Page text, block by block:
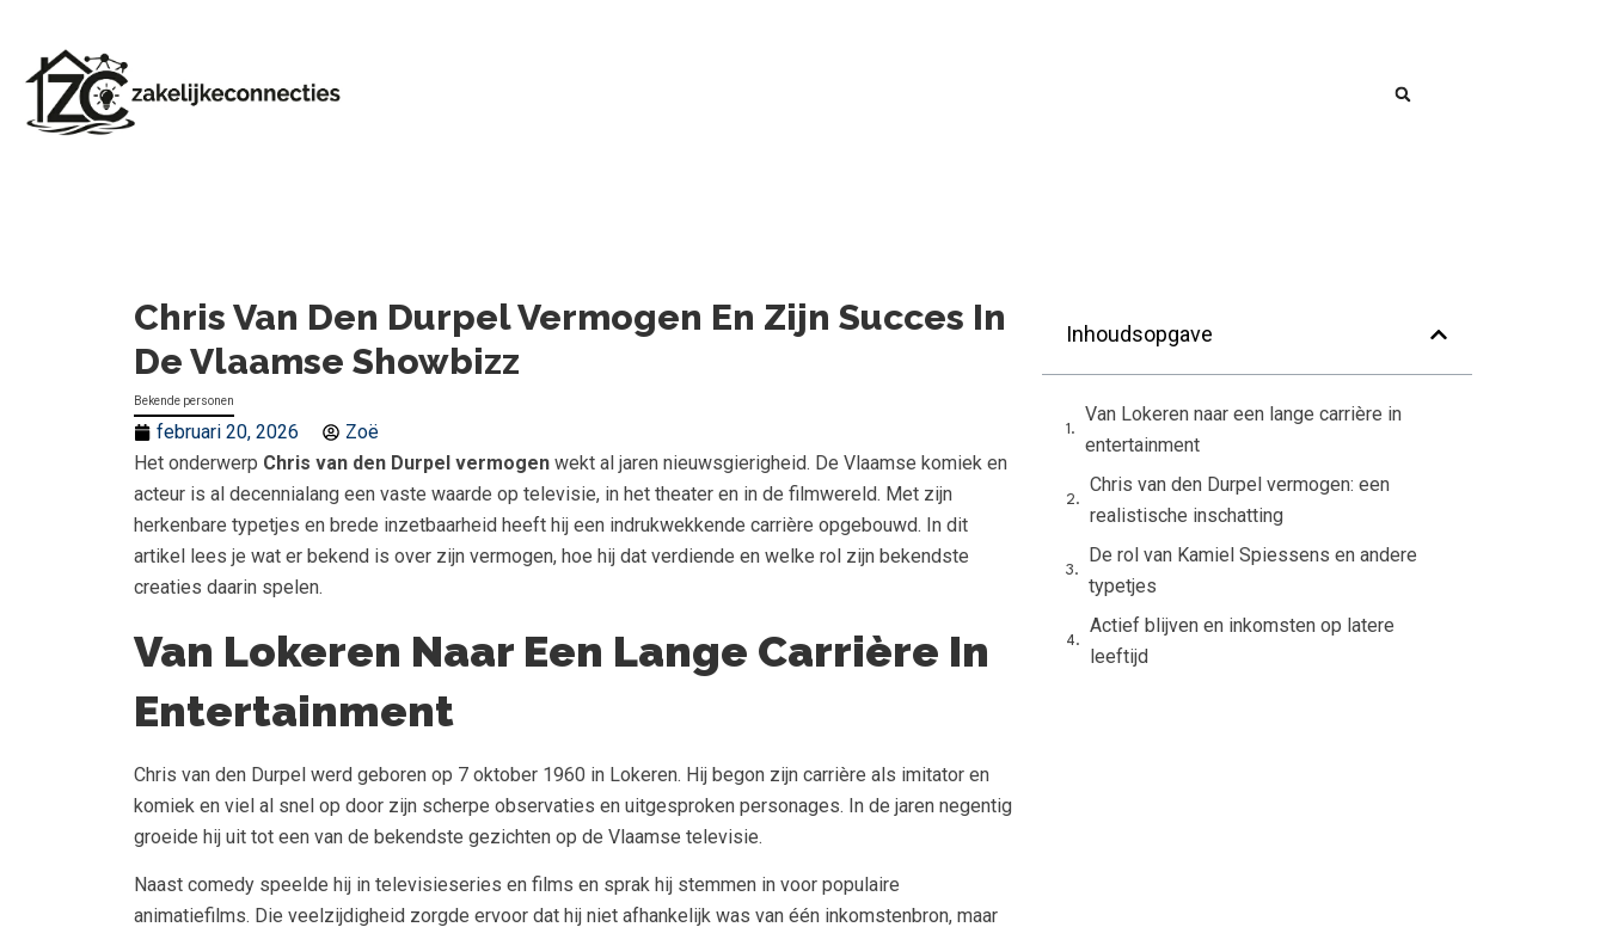
Chris Van Den Durpel Vermogen En Zijn Succes In
De Vlaamse Showbizz
Bekende personen
februari 20, 2026
Zoë
Het onderwerp Chris van den Durpel vermogen wekt al jaren nieuwsgierigheid. De Vlaamse komiek en
acteur is al decennialang een vaste waarde op televisie, in het theater en in de filmwereld. Met zijn
herkenbare typetjes en brede inzetbaarheid heeft hij een indrukwekkende carrière opgebouwd. In dit
artikel lees je wat er bekend is over zijn vermogen, hoe hij dat verdiende en welke rol zijn bekendste
creaties daarin spelen.
Van Lokeren Naar Een Lange Carrière In
Entertainment
Chris van den Durpel werd geboren op 7 oktober 1960 in Lokeren. Hij begon zijn carrière als imitator en
komiek en viel al snel op door zijn scherpe observaties en uitgesproken personages. In de jaren negentig
groeide hij uit tot een van de bekendste gezichten op de Vlaamse televisie.
Naast comedy speelde hij in televisieseries en films en sprak hij stemmen in voor populaire
animatiefilms. Die veelzijdigheid zorgde ervoor dat hij niet afhankelijk was van één inkomstenbron, maar
Inhoudsopgave
Van Lokeren naar een lange carrière in
entertainment
Chris van den Durpel vermogen: een
realistische inschatting
De rol van Kamiel Spiessens en andere
typetjes
Actief blijven en inkomsten op latere
leeftijd